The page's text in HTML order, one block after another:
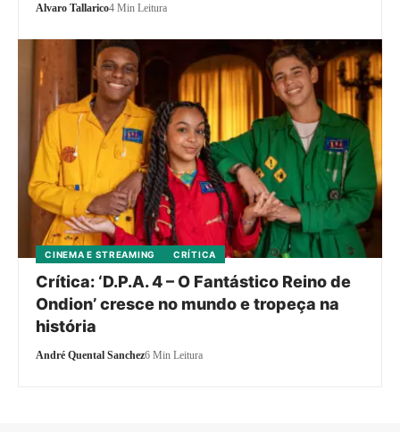
Alvaro Tallarico4 Min Leitura
CINEMA E STREAMING CRÍTICA
Crítica: ‘D.P.A. 4 – O Fantástico Reino de
Ondion’ cresce no mundo e tropeça na
história
André Quental Sanchez6 Min Leitura